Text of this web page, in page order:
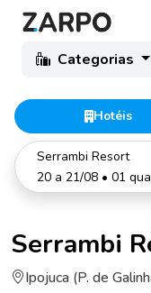
Categorias
Hotéis
Serrambi Resort
20 a 21/08 • 01
Serrambi
Ipojuca (P. de